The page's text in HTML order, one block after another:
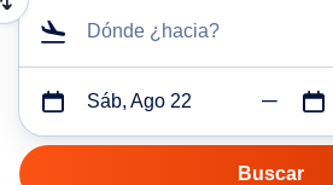
Dónde ¿hacia?
Sáb, Ago 22